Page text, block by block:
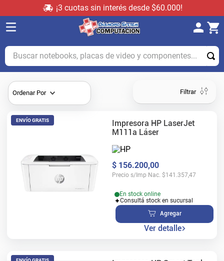
¡3 cuotas sin interés desde $60.000!
Buscar notebooks, placas de video y componentes...
Ordenar Por Filtrar
ENVÍO GRATIS
Impresora HP LaserJet
M111a Láser
$ 156.200,00
Precio s/Imp Nac. $141.357,47
En stock online
Consultá stock en sucursal
Agregar
Ver detalle